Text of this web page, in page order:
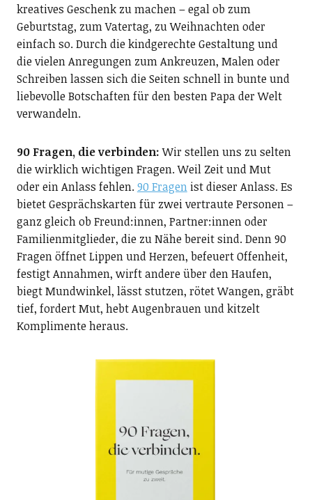
kreatives Geschenk zu machen – egal ob zum
Geburtstag, zum Vatertag, zu Weihnachten oder
einfach so. Durch die kindgerechte Gestaltung und
die vielen Anregungen zum Ankreuzen, Malen oder
Schreiben lassen sich die Seiten schnell in bunte und
liebevolle Botschaften für den besten Papa der Welt
verwandeln.
90 Fragen, die verbinden:Wir stellen uns zu selten
die wirklich wichtigen Fragen. Weil Zeit und Mut
oder ein Anlass fehlen.90 Fragenist dieser Anlass. Es
bietet Gesprächskarten für zwei vertraute Personen –
ganz gleich ob Freund:innen, Partner:innen oder
Familienmitglieder, die zu Nähe bereit sind. Denn 90
Fragen öffnet Lippen und Herzen, befeuert Offenheit,
festigt Annahmen, wirft andere über den Haufen,
biegt Mundwinkel, lässt stutzen, rötet Wangen, gräbt
tief, fordert Mut, hebt Augenbrauen und kitzelt
Komplimente heraus.